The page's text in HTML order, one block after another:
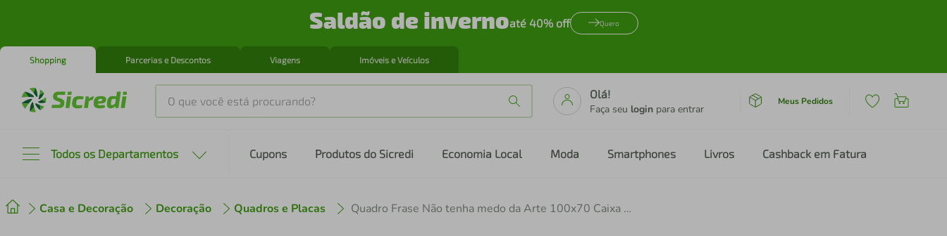
Saldão de invernoaté 40% off Quero
Shopping Parcerias e Descontos Viagens Imóveis e Veículos
O que você está procurando?
Olá!
Faça seu login para entrar
Meus Pedidos
Todos os Departamentos Cupons Produtos do Sicredi Economia Local Moda Smartphones Livros Cashback em Fatura
Casa e Decoração Decoração Quadros e Placas Quadro Frase Não tenha medo da Arte 100x70 Caixa Branco
º cafeteira